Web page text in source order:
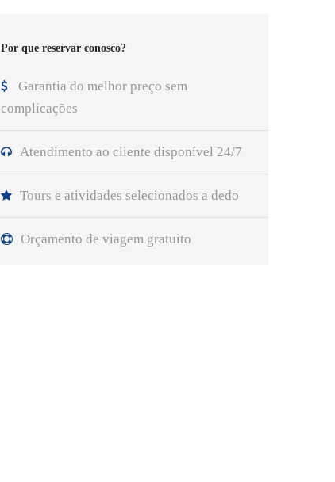
Por que reservar conosco?
Garantia do melhor preço sem
complicações
Atendimento ao cliente disponível 24/7
Tours e atividades selecionados a dedo
Orçamento de viagem gratuito